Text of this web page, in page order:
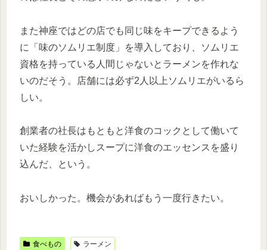
また神座ではどの店でも同じ味をキープできるよう
に「味のソムリエ制度」を導入しており、ソムリエ
資格を持っている人間じゃないとラーメンを作れな
いのだそう。店舗には必ず2人以上ソムリエがいるら
しい。
創業者の社長はもともと洋食のコックとして働いて
いた経験を活かしスープに洋食のエッセンスを盛り
込んだ、という。
おいしかった。機会があればもう一度行きたい。
食べもの ラーメン